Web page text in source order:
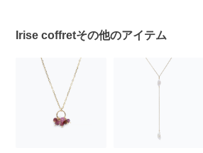
Irise coffretその他のアイテム